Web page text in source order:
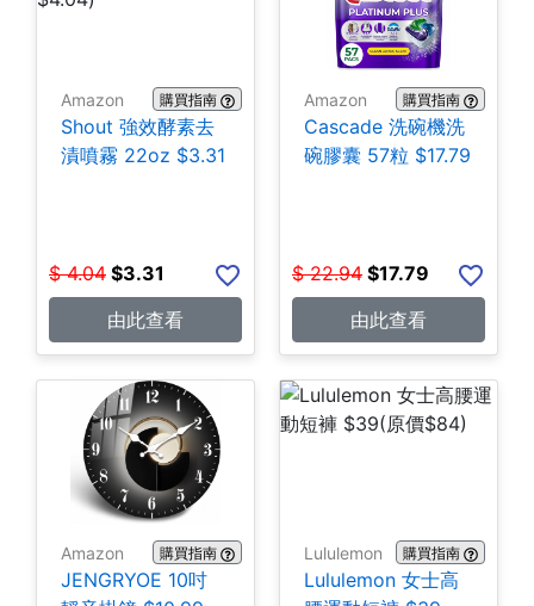
Amazon 購買指南
Shout 強效酵素去
漬噴霧 22oz $3.31
$ 4.04 $3.31
由此查看
Amazon 購買指南
Cascade 洗碗機洗
碗膠囊 57粒 $17.79
$ 22.94 $17.79
由此查看
Amazon 購買指南
JENGRYOE 10吋
Lululemon 購買指南
Lululemon 女士高